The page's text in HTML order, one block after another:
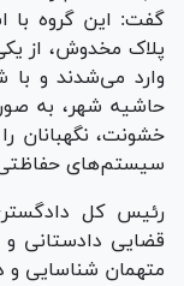
گفت: این گروه با
پلاک مخدوش، از
وارد می‌شدند و با
حاشیه شهر، به
خشونت،
سیستم‌های
رئیس کل
قضایی دادستانی
متهمان شناسایی و